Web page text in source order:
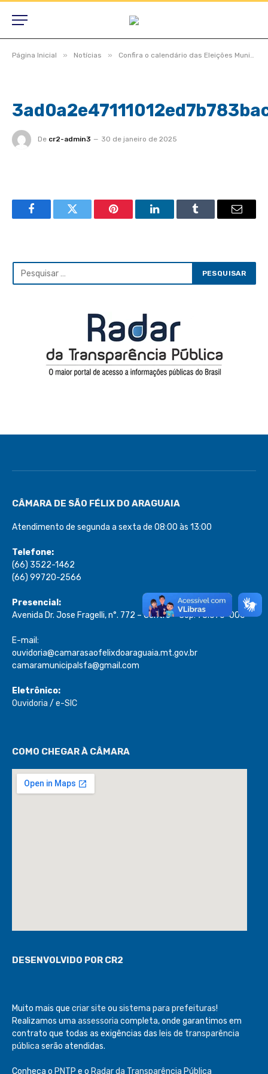
Página Inicial » Notícias » Confira o calendário das Eleições Municipais 2024
De cr2-admin3 30 de janeiro de 2025
FacebookTwitter Pinterest LinkedInTumblr Email
CÂMARA DE SÃO FÉLIX DO ARAGUAIA
Atendimento de segunda a sexta de 08:00 às 13:00
Telefone:
(66) 3522-1462
(66) 99720-2566
Presencial:
Avenida Dr. Jose Fragelli, n°. 772 – Centro – Cep: 78.670-000
E-mail:
ouvidoria@camarasaofelixdoaraguaia.mt.gov.br
camaramunicipalsfa@gmail.com
Eletrônico:
Ouvidoria / e-SIC
COMO CHEGAR À CÂMARA
DESENVOLVIDO POR CR2
Muito mais que criar site ou sistema para prefeituras!
Realizamos uma assessoria completa, onde garantimos em
contrato que todas as exigências das leis de transparência
pública serão atendidas.
Conheça o PNTP e o Radar da Transparência Pública